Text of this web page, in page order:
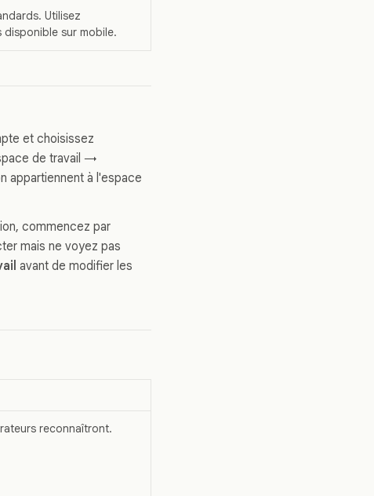
Utilisez
sur mobile.
et choisissez
de travail →
appartiennent à l'espace
commencez par
mais ne voyez pas
avant de modifier les
reconnaîtront.